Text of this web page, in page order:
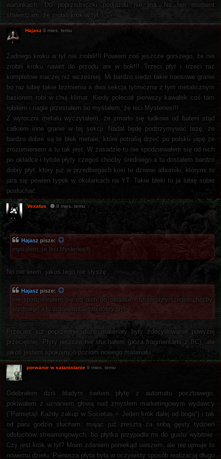
warunkach. Do poprzedniczki podjazdu nie ma. Na ten moment
stwierdzam, że zrobili krok w tył.
Hajasz 9 mies. temu
Żadnego kroku w tył nie zrobili!!! Powiem coś jeszcze gorszego, że nie
zrobili kroku nawet do przodu ani w bok!!! Trzeci płyt i trzeci raz
kompletnie inaczej niż wcześniej. Mi bardzo siedzi takie transowe granie
bo raz lubię takie brzmienia a dwa sekcja rytmiczna z tym metalicznym
basiorem robi w chuj klimat. Kiedy poleciał pierwszy kawałek coś tam
robiłem i nagle przestałem bo myślałem, że leci Mysteries!!!
Z wyroczni metalu wyczytałem, że zmarło się ludkowi od baterii stąd
całkiem inne granie w tej sekcji. Nadal będę podtrzymywać tezę, że
bardzo dobre są te blek metale, które potrafią drzeć po polsku japę ze
zrozumieniem a tu tak jest. W zasadzie to nie spodziewałem się od nich
po okładce i tytule płyty czegoś choćby średniego a tu dostałem bardzo
dobry płyt, który już w przedbiegach kosi te dziwne albumiki, którymi to
jara się pewien typek w okularkach na YT. Takie bleki to ja lubię sobie
posłuchać.
Vexatus 9 mies. temu
Hajasz pisze:
myślałem, że leci Mysteries!!!
No nie wiem, jakoś tego nie słyszę...
Hajasz pisze:
nie spodziewałem się od nich po okładce i tytule płyty czegoś choćby
średniego a tu dostałem bardzo dobry płyt
Przecież już poprzednie duże materiały były zdecydowanie powyżej
przeciętnej. Płyty jeszcze nie słuchałem (poza fragmentami z BC), ale
jakoś jestem spokojny o poziom nowego materiału.
porwanie w satanistanie 9 mies. temu
Odebrałem dziś bladym świtem płytę z automatu pocztowego,
pokiwałem z uznaniem głową nad zmysłem marketingowym wydawcy
("Pamiętaj! Każdy zakup w Societas = Jeden krok dalej od boga") i tak
od paru godzin słucham, mając już zresztą za sobą gęsty tydzień
odsłuchów streamingowych, bo płytka przypadła mi do gustu wybitnie.
Czy jest krok w tył? Moim zdaniem poniekąd owszem, ale nie ujmuje to
nowemu dziełu. Pierwsza płyta była w oczywisty sposób realizacją długo